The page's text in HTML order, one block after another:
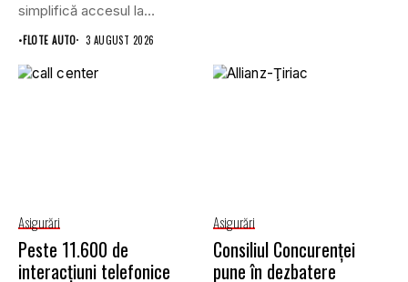
simplifică accesul la
asigurările auto...
•FLOTE AUTO 3 AUGUST 2026
Asigurări
Peste 11.600 de
interacțiuni telefonice
Asigurări
Consiliul Concurenţei
pune în dezbatere